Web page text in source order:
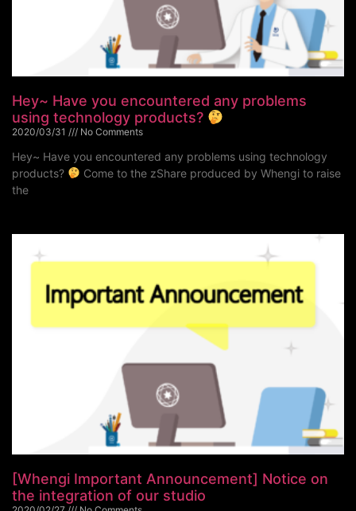
Hey~ Have you encountered any problems
using technology products?
2020/03/31 No Comments
Hey~ Have you encountered any problems using technology
products?
Come to the zShare produced by Whengi to raise
the
[Whengi Important Announcement] Notice on
the integration of our studio